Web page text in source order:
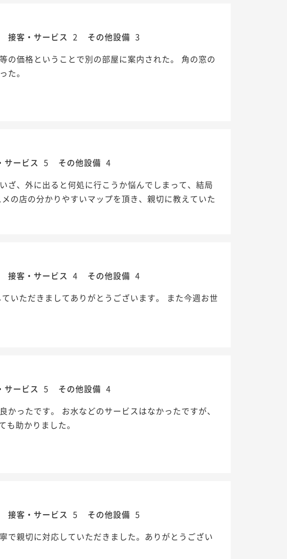
接客・サービス 2 その他設備 3
の価格ということで別の部屋に案内された。 角の窓の
た。
サービス 5 その他設備 4
ざ、外に出ると何処に行こうか悩んでしまって、結局
の店の分かりやすいマップを頂き、親切に教えていた
接客・サービス 4 その他設備 4
いただきましてありがとうございます。 また今週お世
サービス 5 その他設備 4
ったです。 お水などのサービスはなかったですが、
助かりました。
接客・サービス 5 その他設備 5
で親切に対応していただきました。ありがとうござい